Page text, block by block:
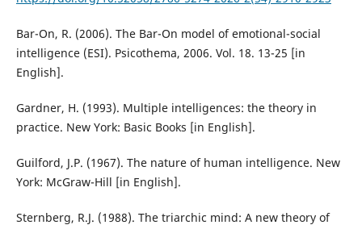
Bar-On, R. (2006). The Bar-On model of emotional-social
intelligence (ESI). Psicothema, 2006. Vol. 18. 13-25 [in
English].
Gardner, H. (1993). Multiple intelligences: the theory in
practice. New York: Basic Books [in English].
Guilford, J.P. (1967). The nature of human intelligence. New
York: McGraw-Hill [in English].
Sternberg, R.J. (1988). The triarchic mind: A new theory of